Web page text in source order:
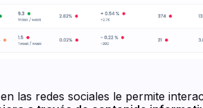
las redes sociales le permite